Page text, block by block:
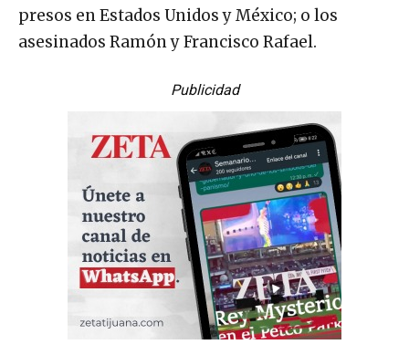
presos en Estados Unidos y México; o los
asesinados Ramón y Francisco Rafael.
Publicidad